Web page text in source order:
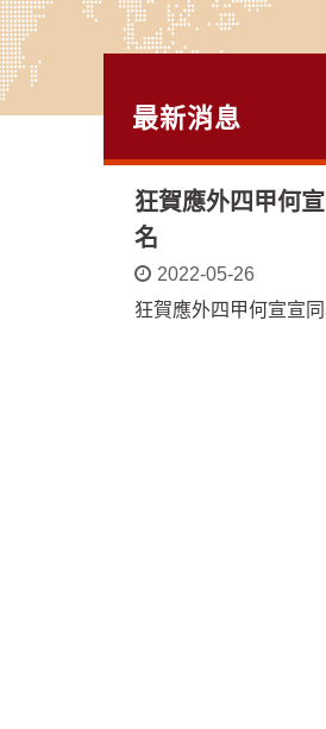
最新消息
狂賀應外四甲何
名
2022-05-26
狂賀應外四甲何宣宣